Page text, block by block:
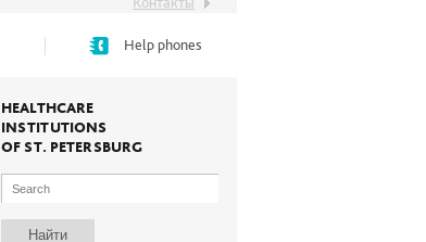
Help phones
HEALTHCARE
INSTITUTIONS
OF ST. PETERSBURG